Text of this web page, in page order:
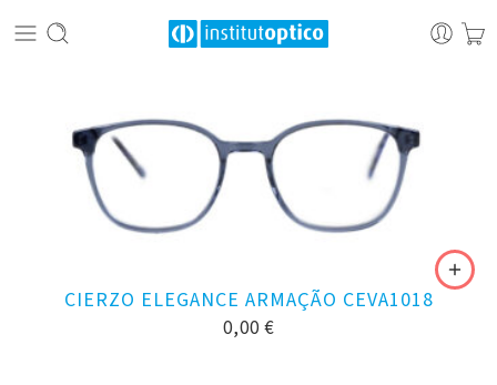
CIERZO ELEGANCE ARMAÇÃO CEVA1018
0,00 €